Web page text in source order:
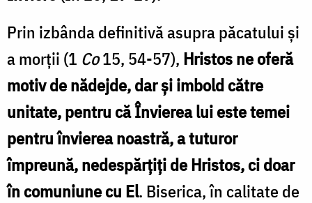
Prin izbânda definitivă asupra păcatului și
a morții (1 Co15, 54-57), Hristos ne oferă
motiv de nădejde, dar și imbold către
unitate, pentru că Învierea lui este temei
pentru învierea noastră, a tuturor
împreună, nedespărțiți de Hristos, ci doar
în comuniune cu El. Biserica, în calitate de